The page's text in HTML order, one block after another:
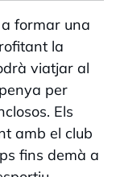
formar una
la
viatjar al
per
Els
amb el club
fins demà a